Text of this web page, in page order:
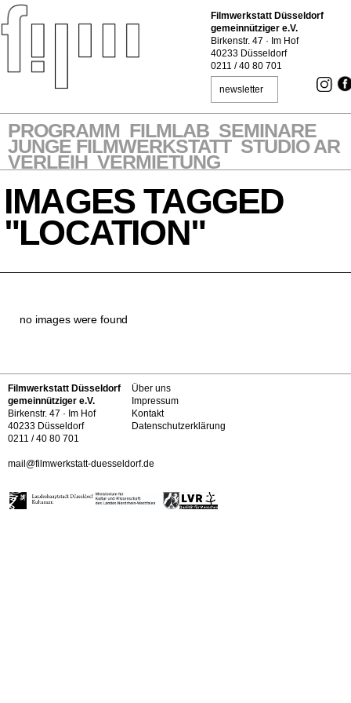
Filmwerkstatt Düsseldorf
gemeinnütziger e.V.
Birkenstr. 47 · Im Hof
40233 Düsseldorf
0211 / 40 80 701
newsletter
PROGRAMM FILMLAB SEMINARE
JUNGE FILMWERKSTATT STUDIO AR
VERLEIH VERMIETUNG
IMAGES TAGGED
"LOCATION"
no images were found
Filmwerkstatt Düsseldorf
gemeinnütziger e.V.
Birkenstr. 47 · Im Hof
40233 Düsseldorf
0211 / 40 80 701
mail@filmwerkstatt-duesseldorf.de
Über uns
Impressum
Kontakt
Datenschutzerklärung